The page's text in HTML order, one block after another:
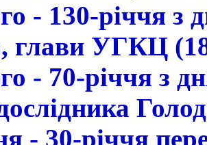
- 130-річчя з
глави УГКЦ
- 70-річчя з
- 30-річчя